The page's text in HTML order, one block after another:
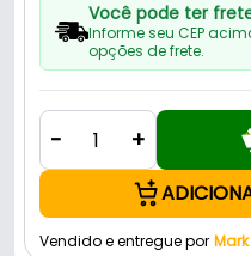
Você pode ter
Informe seu CEP
opções de frete.
- +
Vendido e entregue por